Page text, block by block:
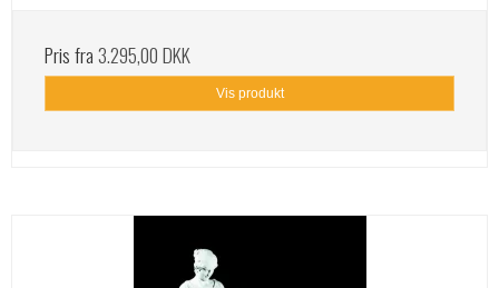
Pris fra3.295,00 DKK
Vis produkt